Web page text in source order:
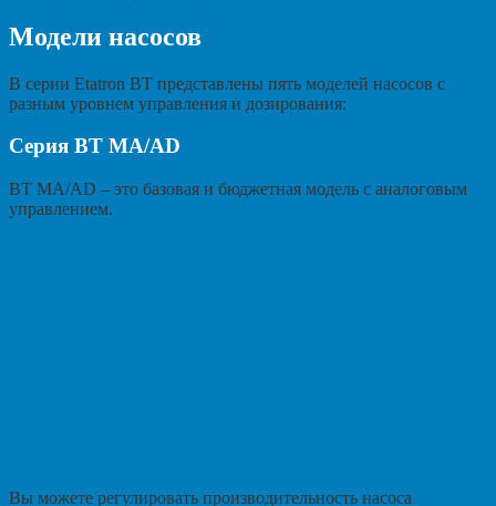
Модели насосов
В серии Etatron BT представлены пять моделей насосов с
разным уровнем управления и дозирования:
Серия BT MA/AD
BT MA/AD – это базовая и бюджетная модель с аналоговым
управлением.
Вы можете регулировать производительность насоса